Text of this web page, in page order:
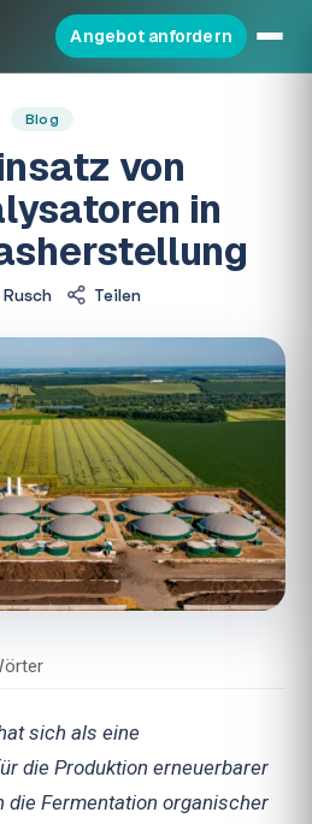
Angebot anfordern
Blog
von
in
Rusch Teilen
sich als eine
die Produktion erneuerbarer
die Fermentation organischer